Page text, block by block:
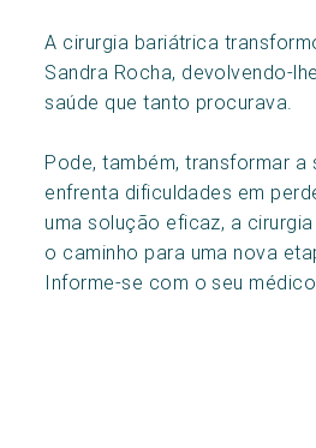
A cirurgia bariátrica
Sandra Rocha, devolvendo-
saúde que tanto procurava.
Pode, também, transformar a
enfrenta dificuldades em
uma solução eficaz, a
o caminho para uma nova
Informe-se com o seu médico.